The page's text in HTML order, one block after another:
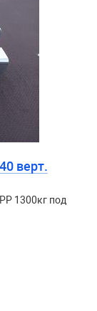
верт.
1300кг под